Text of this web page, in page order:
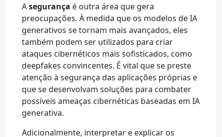
Asegurança é outra área que gera
preocupações. À medida que os modelos de IA
generativos se tornam mais avançados, eles
também podem ser utilizados para criar
ataques cibernéticos mais sofisticados, como
deepfakes convincentes. É vital que se preste
atenção à segurança das aplicações próprias e
que se desenvolvam soluções para combater
possíveis ameaças cibernéticas baseadas em IA
generativa.
Adicionalmente, interpretar e explicar os